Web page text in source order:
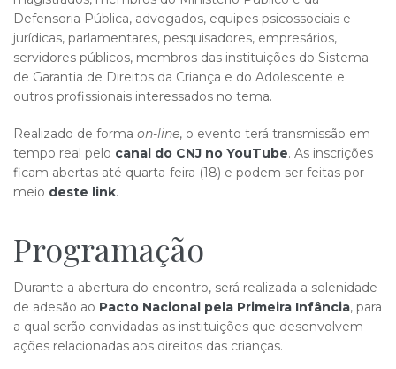
Defensoria Pública, advogados, equipes psicossociais e
jurídicas, parlamentares, pesquisadores, empresários,
servidores públicos, membros das instituições do Sistema
de Garantia de Direitos da Criança e do Adolescente e
outros profissionais interessados no tema.
Realizado de forma on-line, o evento terá transmissão em
tempo real pelo canal do CNJ no YouTube. As inscrições
ficam abertas até quarta-feira (18) e podem ser feitas por
meio deste link.
Programação
Durante a abertura do encontro, será realizada a solenidade
de adesão ao Pacto Nacional pela Primeira Infância, para
a qual serão convidadas as instituições que desenvolvem
ações relacionadas aos direitos das crianças.